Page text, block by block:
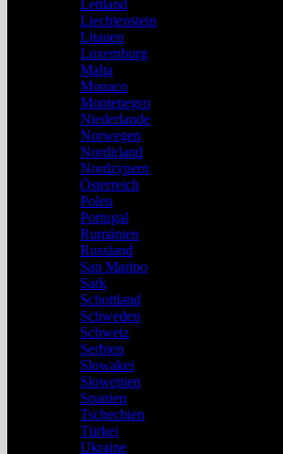
Lettland
Liechtenstein
Litauen
Luxemburg
Malta
Monaco
Montenegro
Niederlande
Norwegen
Nordirland
Nordzypern
Österreich
Polen
Portugal
Rumänien
Russland
San Marino
Sark
Schottland
Schweden
Schweiz
Serbien
Slowakei
Slowenien
Spanien
Tschechien
Türkei
Ukraine